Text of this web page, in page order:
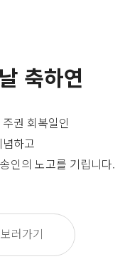
축하연
권 회복일인
하고
인의 노고를 기립니다.
러가기